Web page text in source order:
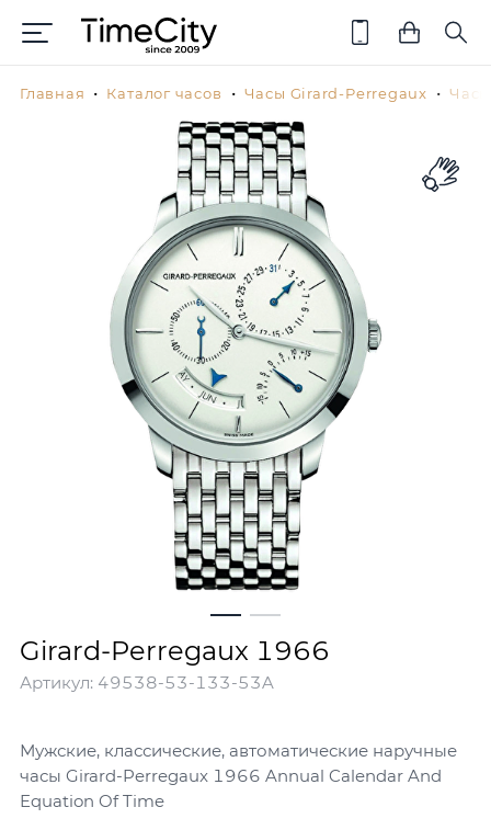
Главная Каталог часов Часы Girard-Perregaux
Girard-Perregaux 1966
Артикул: 49538-53-133-53A
Мужские, классические, автоматические наручные
часы Girard-Perregaux 1966 Annual Calendar And
Equation Of Time